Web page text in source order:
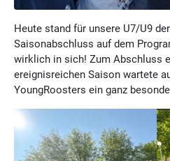
Heute stand für unsere U7/U9
Saisonabschluss auf dem
wirklich in sich! Zum Abschluss
ereignisreichen Saison wartete
YoungRoosters ein ganz